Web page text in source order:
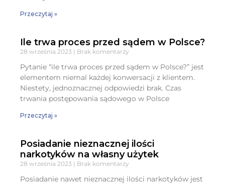
Przeczytaj »
Ile trwa proces przed sądem w Polsce?
28 września 2023 Brak komentarzy
Pytanie “ile trwa proces przed sądem w Polsce?” jest
elementem niemal każdej konwersacji z klientem.
Niestety, jednoznacznej odpowiedzi brak. Czas
trwania postępowania sądowego w Polsce
Przeczytaj »
Posiadanie nieznacznej ilości
narkotyków na własny użytek
28 września 2023 Brak komentarzy
Posiadanie nawet nieznacznej ilości narkotyków jest